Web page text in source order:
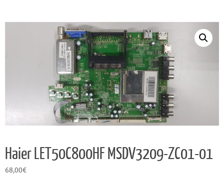
Haier LET50C800HF MSDV3209-ZC01-01
68,00€